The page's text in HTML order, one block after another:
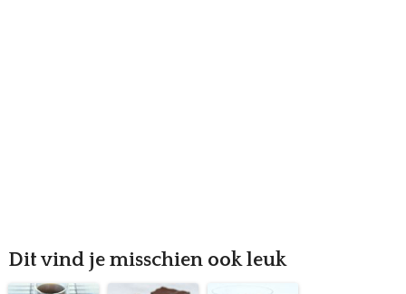
Dit vind je misschien ook leuk